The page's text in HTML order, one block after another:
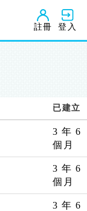
註冊 登入
已建立
3 年 6
個月
3 年 6
個月
3 年 6